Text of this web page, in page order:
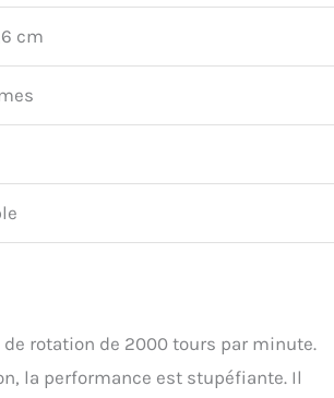
cm
rotation de 2000 tours par minute.
la performance est stupéfiante. Il